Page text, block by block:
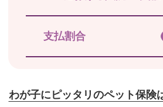
支払割合
わが子にピッタリのペット保険